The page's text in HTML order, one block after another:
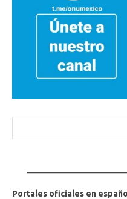
Portales oficiales en